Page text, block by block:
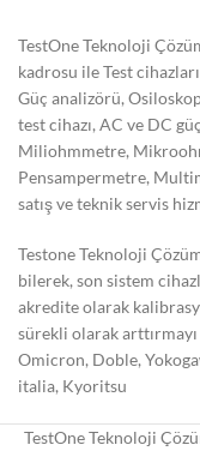
TestOne Teknoloji
kadrosu ile Test
Güç analizörü,
test cihazı, AC ve DC
Miliohmmetre,
Pensampermetre,
satış ve teknik servis
Testone Teknoloji
bilerek, son sistem
akredite olarak
sürekli olarak
Omicron, Doble,
italia, Kyoritsu
TestOne Teknoloji